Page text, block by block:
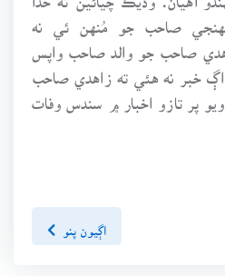
صاحب جو مُنهن ئي نه
صاحب جو والد صاحب واپس
اڳ خبر نه هئي ته زاهدي صاحب
پر تازو اخبار ۾ سندس وفات
اڳيون پنو